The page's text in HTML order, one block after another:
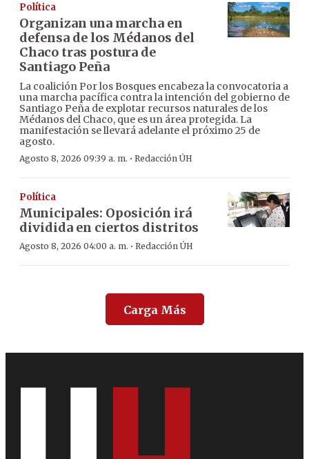
Política
Organizan una marcha en
defensa de los Médanos del
Chaco tras postura de
Santiago Peña
La coalición Por los Bosques encabeza la convocatoria a
una marcha pacífica contra la intención del gobierno de
Santiago Peña de explotar recursos naturales de los
Médanos del Chaco, que es un área protegida. La
manifestación se llevará adelante el próximo 25 de
agosto.
Agosto 8, 2026 09:39 a. m. · Redacción ÚH
Política
Municipales: Oposición irá
dividida en ciertos distritos
Agosto 8, 2026 04:00 a. m. · Redacción ÚH
Carga Más